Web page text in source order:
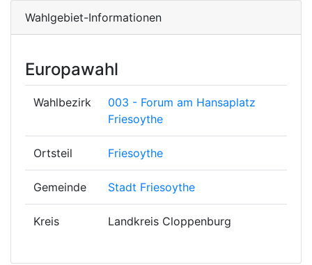
Wahlgebiet-Informationen
Europawahl
Wahlbezirk
003 - Forum am Hansaplatz
Friesoythe
Ortsteil Friesoythe
Gemeinde Stadt Friesoythe
Kreis Landkreis Cloppenburg